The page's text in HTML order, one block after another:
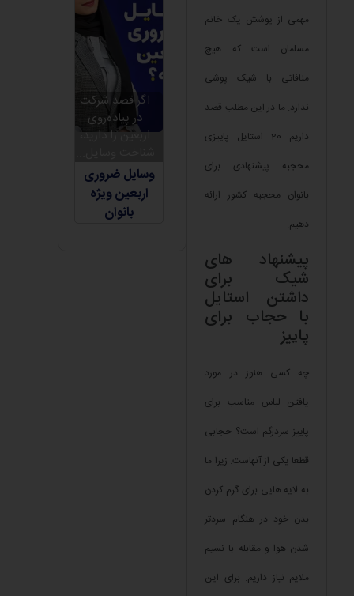
مهمی از پوشش یک خانم
مسلمان است که هیچ
منافاتی با شیک پوشی
ندارد. ما در این مطلب قصد
داریم 20 استایل پاییزی
محجبه پیشنهادی برای
بانوان محجبه کشور ارائه
دهیم.
پیشنهاد های
شیک برای
داشتن استایل
با حجاب برای
پاییز
چه کسی هنوز در مورد
یافتن لباس مناسب برای
پاییز سردرگم است؟ حجابی
قطعا یکی از آنهاست. زیرا ما
به لایه هایی برای گرم کردن
بدن خود در هنگام سردتر
شدن هوا و مقابله با نسیم
ملایم نیاز داریم. برای این
اگر قصد شرکت
در پیاده‌روی
اربعین را دارید،
وسایل ضروری
اربعین ویژه
بانوان